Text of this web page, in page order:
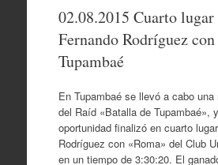
02.08.2015 Cuarto lugar
Fernando Rodríguez
Tupambaé
En Tupambaé se llevó a cabo
del Raíd «Batalla de Tupambaé»,
oportunidad finalizó en cuarto
Rodríguez con «Roma» del Club
en un tiempo de 3:30:20. El